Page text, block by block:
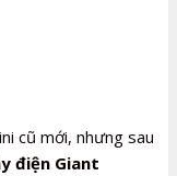
cũ mới, nhưng sau
điện Giant